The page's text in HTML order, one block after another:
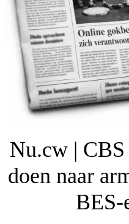
Nu.cw |
doen naar
BES-